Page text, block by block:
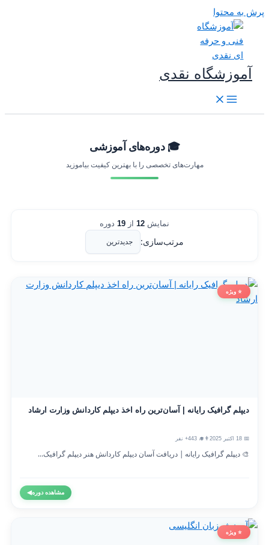
به محتوا
آموزشگاه نقدی
🎓 دوره‌های آموزشی
مهارت‌های تخصصی را با بهترین کیفیت بیاموزید
نمایش12 از 19 دوره
مرتب‌سازی:
⭐ ویژه
دیپلم گرافیک رایانه | آسان‌ترین راه اخذ دیپلم کاردانش وزارت ارشاد
👨‍🎓 443+ نفر
🎨 دیپلم گرافیک رایانه | دریافت آسان دیپلم کاردانش هنر دیپلم گرافیک...
مشاهده دوره◀
⭐ ویژه